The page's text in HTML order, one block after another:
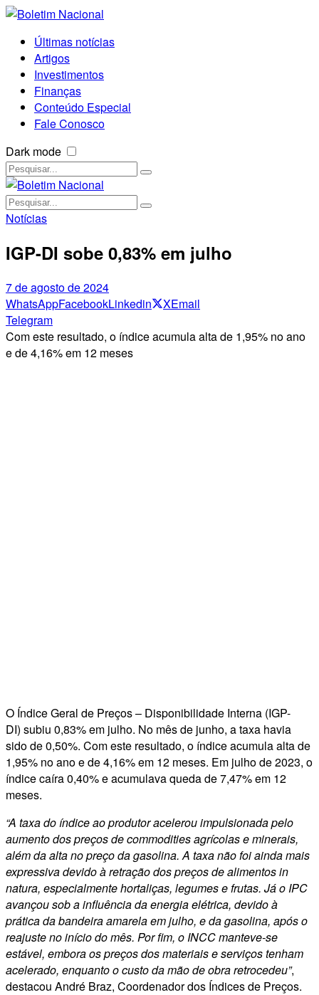
Últimas notícias
Artigos
Investimentos
Finanças
Conteúdo Especial
Fale Conosco
Dark mode
Notícias
IGP-DI sobe 0,83% em julho
7 de agosto de 2024
WhatsAppFacebookLinkedin XEmail
Telegram
Com este resultado, o índice acumula alta de 1,95% no ano
e de 4,16% em 12 meses
O Índice Geral de Preços – Disponibilidade Interna (IGP-
DI) subiu 0,83% em julho. No mês de junho, a taxa havia
sido de 0,50%. Com este resultado, o índice acumula alta de
1,95% no ano e de 4,16% em 12 meses. Em julho de 2023, o
índice caíra 0,40% e acumulava queda de 7,47% em 12
meses.
“A taxa do índice ao produtor acelerou impulsionada pelo
aumento dos preços de commodities agrícolas e minerais,
além da alta no preço da gasolina. A taxa não foi ainda mais
expressiva devido à retração dos preços de alimentos in
natura, especialmente hortaliças, legumes e frutas. Já o IPC
avançou sob a influência da energia elétrica, devido à
prática da bandeira amarela em julho, e da gasolina, após o
reajuste no início do mês. Por fim, o INCC manteve-se
estável, embora os preços dos materiais e serviços tenham
acelerado, enquanto o custo da mão de obra retrocedeu”,
destacou André Braz, Coordenador dos Índices de Preços.